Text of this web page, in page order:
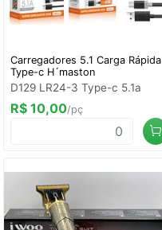
Carregadores 5.1 Carga Rápida
Type-c H´maston
D129 LR24-3 Type-c 5.1a
R$ 10,00/pç